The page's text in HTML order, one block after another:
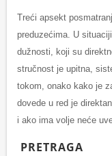
Treći apsekt
preduzećima. U
dužnosti, koji su
stručnost je upitna,
tokom, onako kako je
dovede u red je
i ako ima volje neće
PRETRAGA